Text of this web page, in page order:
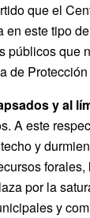
que el
en este tipo
públicos que
de
y al
A este
y
por la
y